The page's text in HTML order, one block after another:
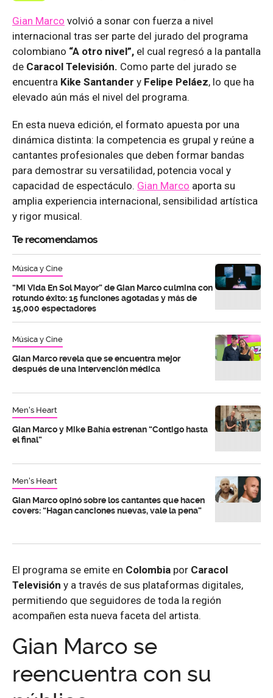
Gian Marco volvió a sonar con fuerza a nivel
internacional tras ser parte del jurado del programa
colombiano “A otro nivel”, el cual regresó a la pantalla
de Caracol Televisión. Como parte del jurado se
encuentra Kike Santander y Felipe Peláez, lo que ha
elevado aún más el nivel del programa.
En esta nueva edición, el formato apuesta por una
dinámica distinta: la competencia es grupal y reúne a
cantantes profesionales que deben formar bandas
para demostrar su versatilidad, potencia vocal y
capacidad de espectáculo. Gian Marco aporta su
amplia experiencia internacional, sensibilidad artística
y rigor musical.
Te recomendamos
Música y Cine
“Mi Vida En Sol Mayor” de Gian Marco culmina con
rotundo éxito: 15 funciones agotadas y más de
15,000 espectadores
Música y Cine
Gian Marco revela que se encuentra mejor
después de una intervención médica
Men's Heart
Gian Marco y Mike Bahía estrenan “Contigo hasta
el final”
Men's Heart
Gian Marco opinó sobre los cantantes que hacen
covers: “Hagan canciones nuevas, vale la pena”
El programa se emite en Colombia por Caracol
Televisión y a través de sus plataformas digitales,
permitiendo que seguidores de toda la región
acompañen esta nueva faceta del artista.
Gian Marco se
reencuentra con su